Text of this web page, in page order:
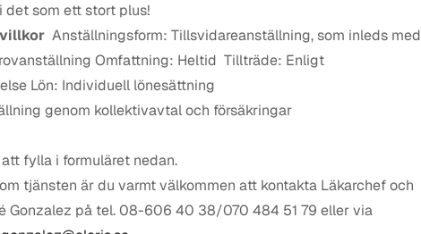
det som ett stort plus!
Anställningsform: Tillsvidareanställning, som inleds med
Omfattning: Heltid Tillträde: Enligt
Lön: Individuell lönesättning
genom kollektivavtal och försäkringar
fylla i formuläret nedan.
tjänsten är du varmt välkommen att kontakta Läkarchef och
Gonzalez på tel. 08-606 40 38/070 484 51 79 eller via